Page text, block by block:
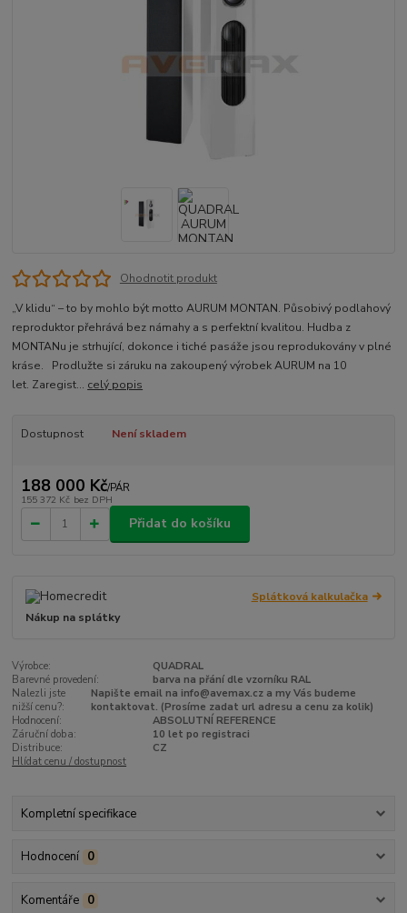
Ohodnotit produkt
„V klidu“ – to by mohlo být motto AURUM MONTAN. Působivý podlahový
reproduktor přehrává bez námahy a s perfektní kvalitou. Hudba z
MONTANu je strhující, dokonce i tiché pasáže jsou reprodukovány v plné
kráse. Prodlužte si záruku na zakoupený výrobek AURUM na 10
let. Zaregist... celý popis
Dostupnost Není skladem
188 000 Kč/PÁR
155 372 Kč bez DPH
Přidat do košíku
Splátková kalkulačka
Nákup na splátky
Výrobce:
QUADRAL
Barevné provedení:
barva na přání dle vzorníku RAL
Nalezli jste
nižší cenu?:
Napište email na info@avemax.cz a my Vás budeme
kontaktovat. (Prosíme zadat url adresu a cenu za kolik)
Hodnocení:
ABSOLUTNÍ REFERENCE
Záruční doba:
10 let po registraci
Distribuce:
CZ
Hlídat cenu / dostupnost
Kompletní specifikace
Hodnocení 0
Komentáře 0